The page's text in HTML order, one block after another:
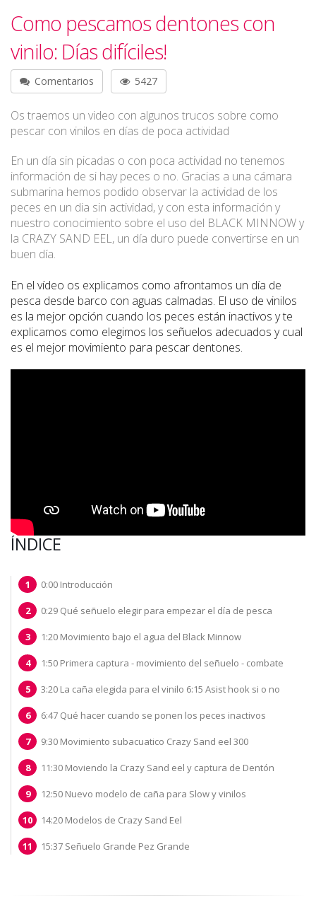
Como pescamos dentones con
vinilo: Días difíciles!
Comentarios 5427
Os traemos un video con algunos trucos sobre como
pescar con vinilos en días de poca actividad
En un día sin picadas o con poca actividad no tenemos
información de si hay peces o no. Gracias a una cámara
submarina hemos podido observar la actividad de los
peces en un dia sin actividad, y con esta información y
nuestro conocimiento sobre el uso del BLACK MINNOW y
la CRAZY SAND EEL, un día duro puede convertirse en un
buen día.
En el vídeo os explicamos como afrontamos un día de
pesca desde barco con aguas calmadas. El uso de vinilos
es la mejor opción cuando los peces están inactivos y te
explicamos como elegimos los señuelos adecuados y cual
es el mejor movimiento para pescar dentones.
ÍNDICE
0:00 Introducción
0:29 Qué señuelo elegir para empezar el día de pesca
1:20 Movimiento bajo el agua del Black Minnow
1:50 Primera captura - movimiento del señuelo - combate
3:20 La caña elegida para el vinilo 6:15 Asist hook si o no
6:47 Qué hacer cuando se ponen los peces inactivos
9:30 Movimiento subacuatico Crazy Sand eel 300
11:30 Moviendo la Crazy Sand eel y captura de Dentón
12:50 Nuevo modelo de caña para Slow y vinilos
14:20 Modelos de Crazy Sand Eel
15:37 Señuelo Grande Pez Grande